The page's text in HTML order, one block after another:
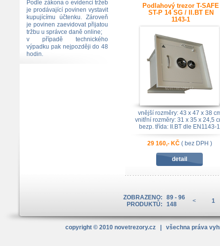
Podle zákona o evidenci tržeb
je prodávající povinen vystavit
kupujícímu účtenku. Zároveň
je povinen zaevidovat přijatou
tržbu u správce daně online;
v případě technického
výpadku pak nejpozději do 48
hodin.
Podlahový trezor T-SAFE
ST-P 14 SG / II.BT EN
1143-1
vnější rozměry: 43 x 47 x 38
vnitřní rozměry: 31 x 35 x 24,5
bezp. třída: II.BT dle EN1143-1
29 160,- KČ( bez DPH )
detail
ZOBRAZENO:
PRODUKTŮ:
89 - 96
148
< 1
copyright © 2010 novetrezory.cz | všechna práva